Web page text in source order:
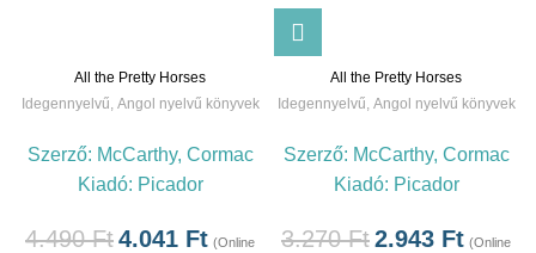
All the Pretty Horses
Idegennyelvű, Angol nyelvű könyvek
Szerző: McCarthy, Cormac
Kiadó: Picador
4.490Ft4.041 Ft (Online
All the Pretty Horses
Idegennyelvű, Angol nyelvű könyvek
Szerző: McCarthy, Cormac
Kiadó: Picador
3.270Ft2.943 Ft (Online